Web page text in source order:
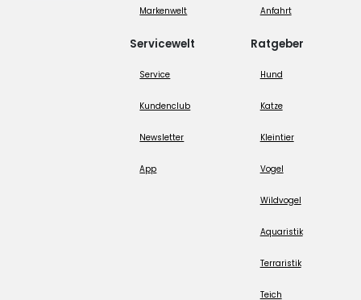
Markenwelt
Servicewelt
Service
Kundenclub
Newsletter
App
Anfahrt
Ratgeber
Hund
Katze
Kleintier
Vogel
Wildvogel
Aquaristik
Terraristik
Teich